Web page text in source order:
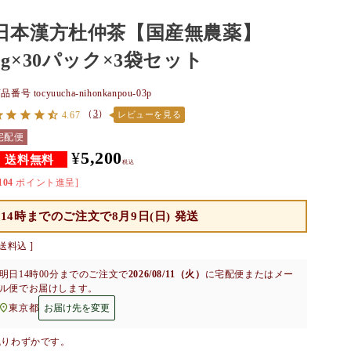
本漢方杜仲茶【国産無農薬】
パック×3袋セット
番号 tocyuucha-nihonkanpou-03p
4.67
（ 3） レビューを見る
配便
¥5,200税込
ポイント進呈]
14時までのご注文で8月9日(日) 発送
料込
日 14時00分 までのご注文で2026/08/11（火） に宅配便またはメー
便でお届けします。
東京都 お届け先を変更
わずかです。